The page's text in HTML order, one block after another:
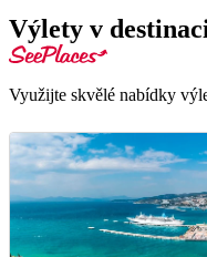
Výlety v
Využijte skvělé nabídky